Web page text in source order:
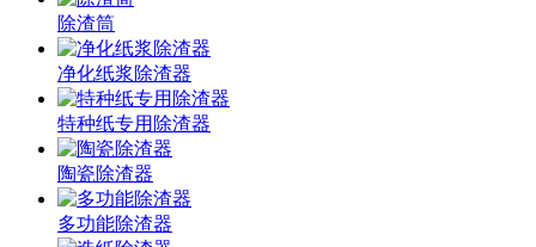
除渣筒
净化纸浆除渣器
特种纸专用除渣器
陶瓷除渣器
多功能除渣器